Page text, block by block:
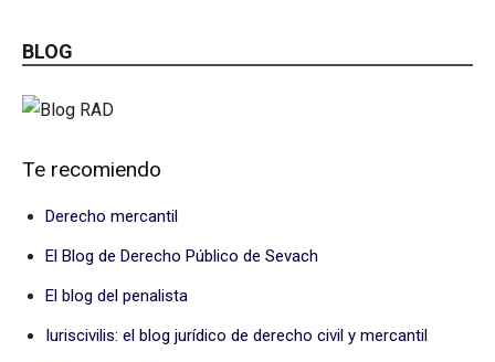
BLOG
Te recomiendo
Derecho mercantil
El Blog de Derecho Público de Sevach
El blog del penalista
Iuriscivilis: el blog jurídico de derecho civil y mercantil